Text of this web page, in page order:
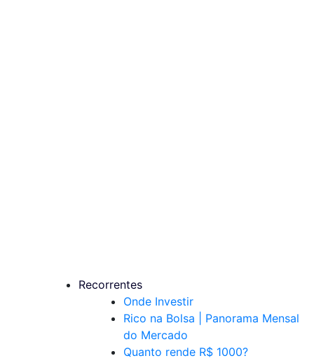
Recorrentes
Onde Investir
Rico na Bolsa | Panorama Mensal
do Mercado
Quanto rende R$ 1000?